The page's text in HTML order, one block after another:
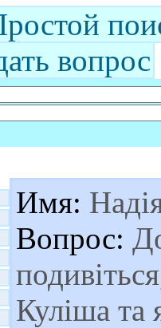
вопрос
Имя:
Вопрос:
Куліша та